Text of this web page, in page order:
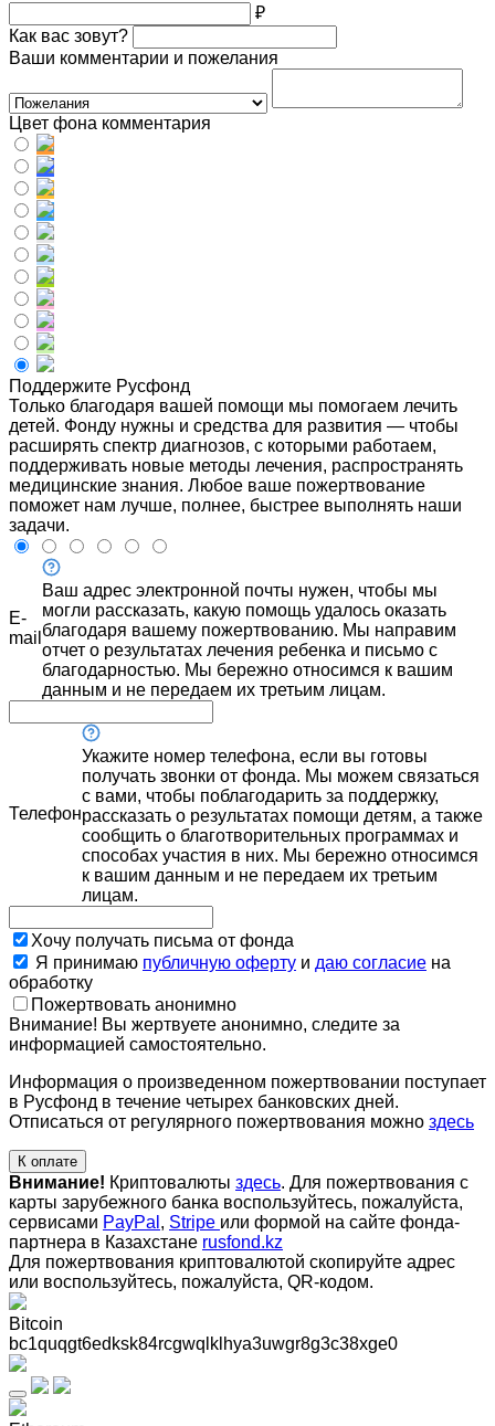
₽
Как вас зовут?
Ваши комментарии и пожелания
Цвет фона комментария
Поддержите Русфонд
Только благодаря вашей помощи мы помогаем лечить
детей. Фонду нужны и средства для развития — чтобы
расширять спектр диагнозов, с которыми работаем,
поддерживать новые методы лечения, распространять
медицинские знания. Любое ваше пожертвование
поможет нам лучше, полнее, быстрее выполнять наши
задачи.
E-
mail
Ваш адрес электронной почты нужен, чтобы мы
могли рассказать, какую помощь удалось оказать
благодаря вашему пожертвованию. Мы направим
отчет о результатах лечения ребенка и письмо с
благодарностью. Мы бережно относимся к вашим
данным и не передаем их третьим лицам.
Телефон
Укажите номер телефона, если вы готовы
получать звонки от фонда. Мы можем связаться
с вами, чтобы поблагодарить за поддержку,
рассказать о результатах помощи детям, а также
сообщить о благотворительных программах и
способах участия в них. Мы бережно относимся
к вашим данным и не передаем их третьим
лицам.
Хочу получать письма от фонда
Я принимаю публичную оферту и даю согласие на
обработку
Пожертвовать анонимно
Внимание! Вы жертвуете анонимно, следите за
информацией самостоятельно.
Информация о произведенном пожертвовании поступает
в Русфонд в течение четырех банковских дней.
Отписаться от регулярного пожертвования можно здесь
К оплате
Внимание! Криптовалюты здесь. Для пожертвования с
карты зарубежного банка воспользуйтесь, пожалуйста,
сервисами PayPal , Stripe или формой на сайте фонда-
партнера в Казахстане rusfond.kz
Для пожертвования криптовалютой скопируйте адрес
или воспользуйтесь, пожалуйста, QR-кодом.
Bitcoin
bc1quqgt6edksk84rcgwqlklhya3uwgr8g3c38xge0